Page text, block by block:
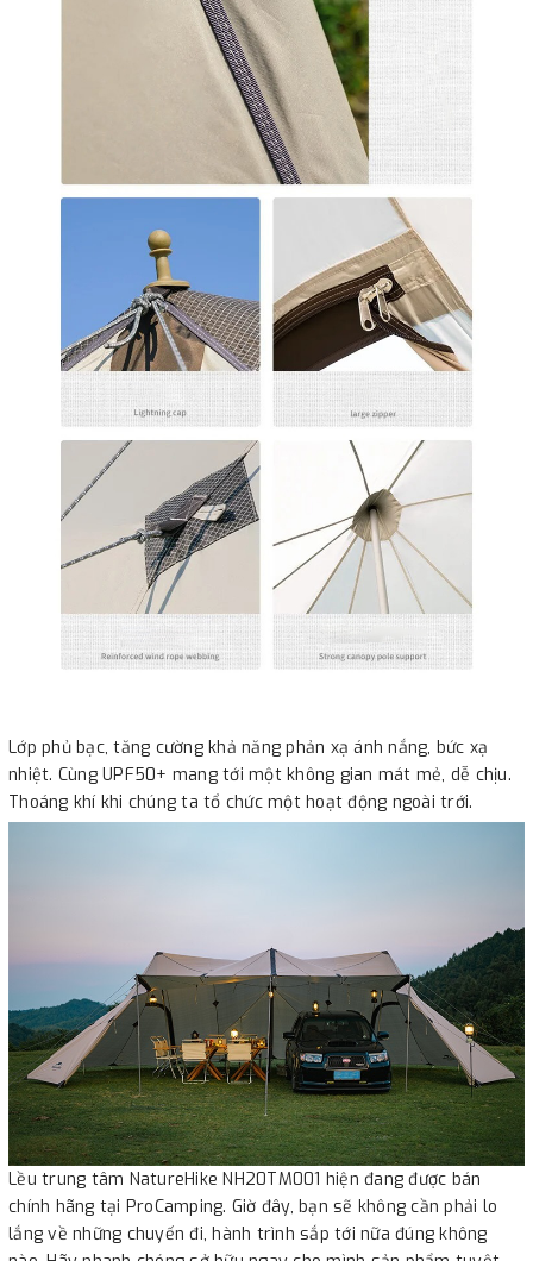
Lớp phủ bạc, tăng cường khả năng phản xạ ánh nắng, bức xạ
nhiệt. Cùng UPF50+ mang tới một không gian mát mẻ, dễ chịu.
Thoáng khí khi chúng ta tổ chức một hoạt động ngoài trới.
Lều trung tâm NatureHike NH20TM001 hiện đang được bán
chính hãng tại ProCamping. Giờ đây, bạn sẽ không cần phải lo
lắng về những chuyến đi, hành trình sắp tới nữa đúng không